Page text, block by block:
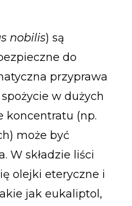
nobilis) są
do
przyprawa
w dużych
koncentratu (np.
może być
W składzie liści
olejki eteryczne i
jak eukaliptol,